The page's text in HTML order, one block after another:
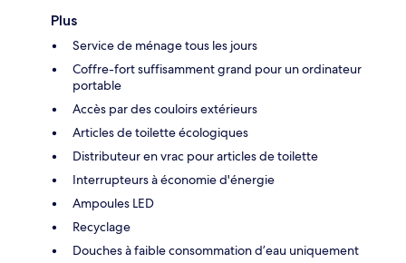
Plus
Service de ménage tous les jours
Coffre-fort suffisamment grand pour un ordinateur
portable
Accès par des couloirs extérieurs
Articles de toilette écologiques
Distributeur en vrac pour articles de toilette
Interrupteurs à économie d'énergie
Ampoules LED
Recyclage
Douches à faible consommation d’eau uniquement